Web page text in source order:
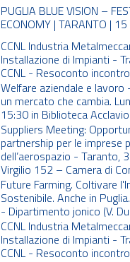
PUGLIA BLUE VISION –
ECONOMY | TARANTO |
CCNL Industria
Installazione di Impianti -
CCNL - Resoconto
Welfare aziendale e
un mercato che cambia.
15:30 in Biblioteca Acclavio
Suppliers Meeting:
partnership per le imprese
dell’aerospazio - Taranto,
Virgilio 152 – Camera di
Future Farming. Coltivare
Sostenibile. Anche in
- Dipartimento jonico (V.
CCNL Industria
Installazione di Impianti -
CCNL - Resoconto